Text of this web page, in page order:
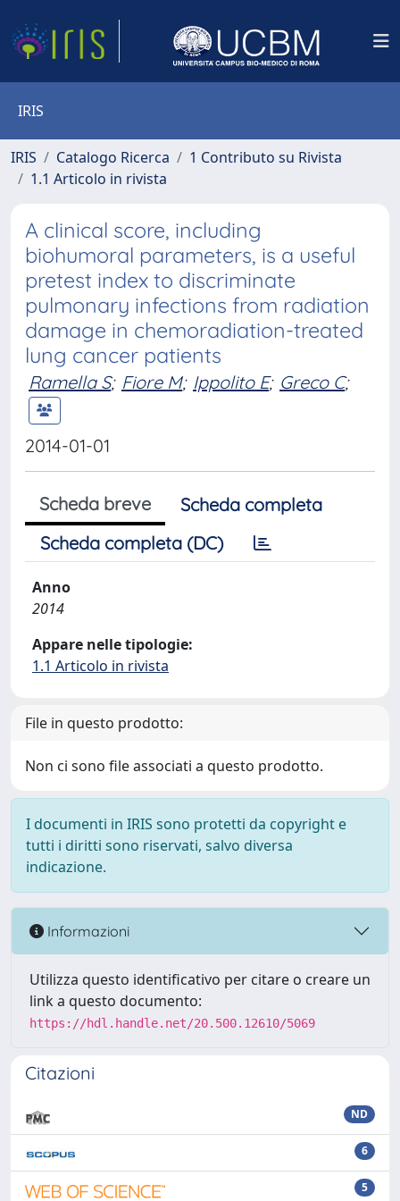
IRIS
IRIS Catalogo Ricerca
1 Contributo su Rivista
1.1 Articolo in rivista
A clinical score, including
biohumoral parameters, is a useful
pretest index to discriminate
pulmonary infections from radiation
damage in chemoradiation-treated
lung cancer patients
Ramella S; Fiore M; Ippolito E; Greco C;
2014-01-01
Scheda breve
Scheda completa
Scheda completa (DC)
Anno
2014
Appare nelle tipologie:
1.1 Articolo in rivista
File in questo prodotto:
Non ci sono file associati a questo prodotto.
I documenti in IRIS sono protetti da copyright e
tutti i diritti sono riservati, salvo diversa
indicazione.
Informazioni
Utilizza questo identificativo per citare o creare un
link a questo documento:
https://hdl.handle.net/20.500.12610/5069
Citazioni
ND
6
5